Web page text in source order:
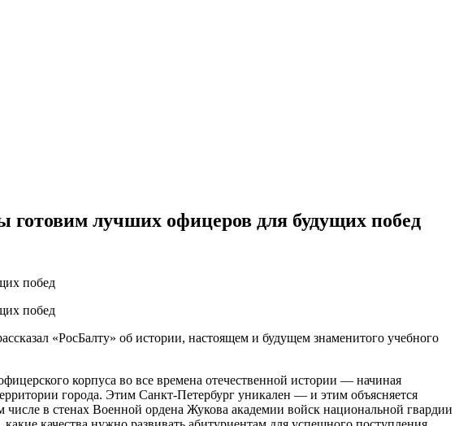
лучших офицеров для будущих побед
«РосБалту» об истории, настоящем и будущем знаменитого учебного
корпуса во все времена отечественной истории — начиная
города. Этим Санкт-Петербург уникален — и этим объясняется
в стенах Военной ордена Жукова академии войск национальной гвардии